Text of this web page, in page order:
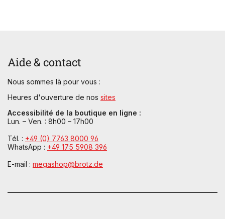
Aide & contact
Nous sommes là pour vous :
Heures d'ouverture de nos sites
Accessibilité de la boutique en ligne :
Lun. – Ven. : 8h00 – 17h00
Tél. : +49 (0) 7763 8000 96
WhatsApp : +49 175 5908 396
E-mail : megashop@brotz.de